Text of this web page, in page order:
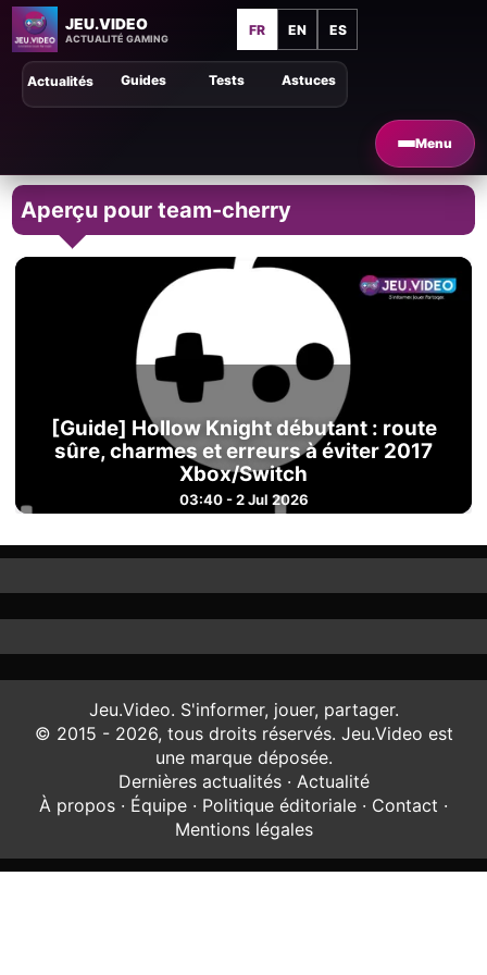
JEU.VIDEO
ACTUALITÉ GAMING
FR EN ES
Menu
Astuces
Guides Tests
Actualités
Aperçu pour team-cherry
[Guide] Hollow Knight débutant : route
sûre, charmes et erreurs à éviter 2017
Xbox/Switch
03:40 - 2 Jul 2026
Jeu.Video. S'informer, jouer, partager.
© 2015 - 2026, tous droits réservés. Jeu.Video est
une marque déposée.
Dernières actualités· Actualité
À propos · Équipe · Politique éditoriale · Contact ·
Mentions légales